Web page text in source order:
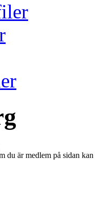
du är medlem på sidan